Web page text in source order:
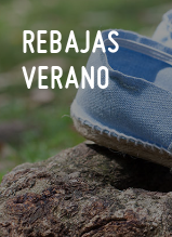
REBAJAS
VERANO